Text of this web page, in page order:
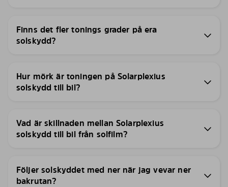
Finns det fler tonings grader på era
solskydd?
Hur mörk är toningen på Solarplexius
solskydd till bil?
Vad är skillnaden mellan Solarplexius
solskydd till bil från solfilm?
Följer solskyddet med ner när jag vevar ner
bakrutan?